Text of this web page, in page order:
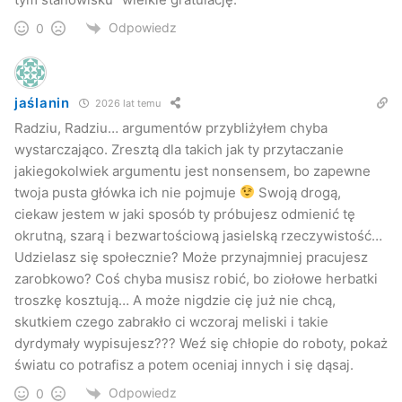
0 Odpowiedz
jaślanin 2026 lat temu
Radziu, Radziu… argumentów przybliżyłem chyba
wystarczająco. Zresztą dla takich jak ty przytaczanie
jakiegokolwiek argumentu jest nonsensem, bo zapewne
twoja pusta główka ich nie pojmuje
Swoją drogą,
ciekaw jestem w jaki sposób ty próbujesz odmienić tę
okrutną, szarą i bezwartościową jasielską rzeczywistość…
Udzielasz się społecznie? Może przynajmniej pracujesz
zarobkowo? Coś chyba musisz robić, bo ziołowe herbatki
troszkę kosztują… A może nigdzie cię już nie chcą,
skutkiem czego zabrakło ci wczoraj meliski i takie
dyrdymały wypisujesz??? Weź się chłopie do roboty, pokaż
światu co potrafisz a potem oceniaj innych i się dąsaj.
0 Odpowiedz